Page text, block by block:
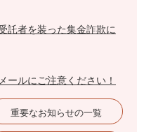
託者を装った集金詐欺に
ールにご注意ください！
重要なお知らせの一覧